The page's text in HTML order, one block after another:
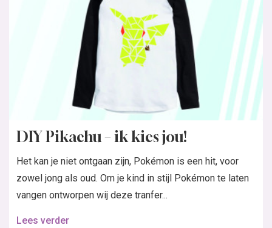
DIY Pikachu – ik kies jou!
Het kan je niet ontgaan zijn, Pokémon is een hit, voor
zowel jong als oud. Om je kind in stijl Pokémon te laten
vangen ontworpen wij deze tranfer...
Lees verder